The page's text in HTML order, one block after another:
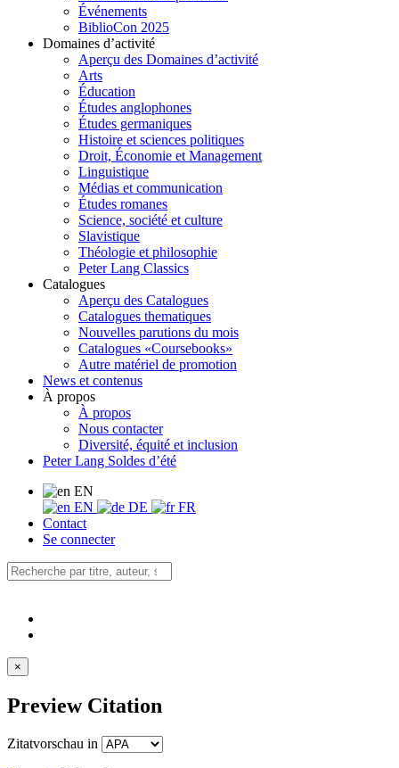
Événements
BiblioCon 2025
Domaines d’activité
Aperçu des Domaines d’activité
Arts
Éducation
Études anglophones
Études germaniques
Histoire et sciences politiques
Droit, Économie et Management
Linguistique
Médias et communication
Études romanes
Science, société et culture
Slavistique
Théologie et philosophie
Peter Lang Classics
Catalogues
Aperçu des Catalogues
Catalogues thematiques
Nouvelles parutions du mois
Catalogues «Coursebooks»
Autre matériel de promotion
News et contenus
À propos
À propos
Nous contacter
Diversité, équité et inclusion
Peter Lang Soldes d’été
EN
EN
DE
FR
Contact
Se connecter
×
Preview Citation
Zitatvorschau in